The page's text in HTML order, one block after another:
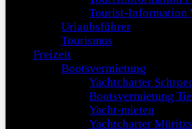
Tourist-Information
Urlaubsführer
Tourismus
Freizeit
Bootsvermietung
Yachtcharter
Bootsvermietung
Yacht-mieten
Yachtcharter